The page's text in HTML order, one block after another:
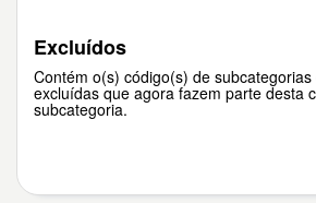
Excluídos
Contém o(s) código(s) de
excluídas que agora fazem parte desta
subcategoria.